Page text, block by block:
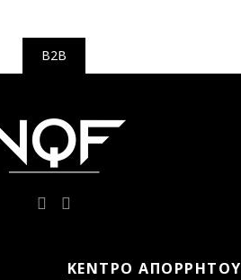
B2B
ΚΈΝΤΡΟ ΑΠΟΡΡΉΤΟΥ